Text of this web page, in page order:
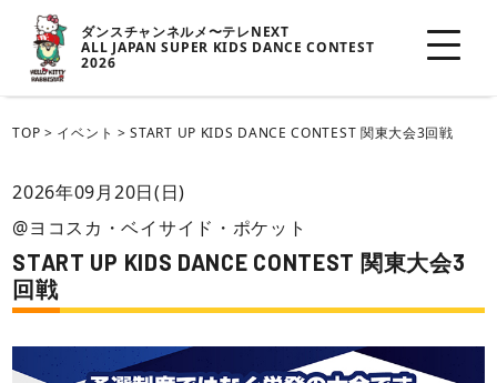
ダンスチャンネルメ〜テレNEXT
ALL JAPAN SUPER KIDS DANCE CONTEST
2026
TOP > イベント >START UP KIDS DANCE CONTEST 関東大会3回戦
2026年09月20日(日)
@ヨコスカ・ベイサイド・ポケット
START UP KIDS DANCE CONTEST 関東大会3
回戦